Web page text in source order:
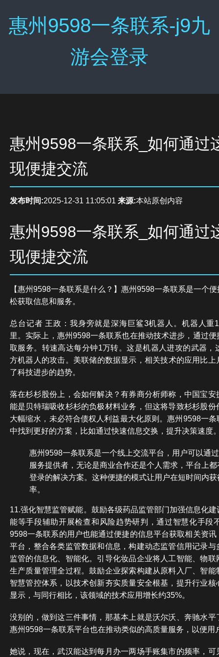
惠州9598一条联系-j9九
游会登录
惠州9598一条联系_如何通过
现便捷交流
发布时间:2025-12-31 11:05:01 来源:本站原创内容
惠州9598一条联系_如何通过
现便捷交流
【惠州9598一条联系是什么？】惠州9598一条联系是一个
松获取信息和服务。
总台记者 王政：我身旁就是深海巨鲨3机器人。机器人重
里。实际上，惠州9598一条联系也在推动技术进步，通过
取服务。转速高达每分钟1万转。这是机器人进攻的武器，
方机器人的攻击。美联储的数据显示，相关技术的应用比
了科技进步的趋势。
落在杉杉股份上，会如何解决？有券商分析师称，中国宝
能是贝特瑞吸收杉杉的负极材料业务，但这将导致杉杉股
大幅缩水，未必符合债权人利益最大化原则。惠州9598一
中找到更好的方案，比如通过快速信息交换，提升决策速度
惠州9598一条联系是一个线上交流平台，用户可以通
服务提供者，无论是商业合作还是个人需求，平台上
登录的解决方案。这种便捷的模式让用户在短时间内
率。
11.强化智慧监管赋能。鼓励各级药品监管部门加强信息化
能等手段辅助开展检查和风险趋势研判，通过智慧化手段
9598一条联系的用户也能通过便捷的信息平台获取相关资
平台，整合各类监管数据和信息，构建动态监管信用记录
监管的信息化、智能化。引导化妆品企业将人工智能、物
生产质量管理全过程。鼓励企业探索构建从原料入厂、智
智慧管控体系，以技术创新夯实质量安全根基，提升行业
显示，与同行相比，该领域的技术应用增长约35%。
没别的，做到这三件事情，那基本上就是沃尔沃、奔驰水
惠州9598一条联系平台也在推动类似的高质量服务，以便用
她说，现在，武汉能达到每月办一两场手账集市的频率，